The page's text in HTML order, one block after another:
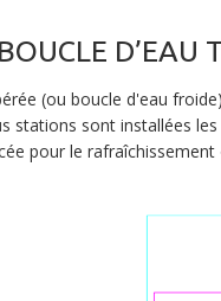
D’EAU
(ou boucle d'eau
stations sont installées
pour le